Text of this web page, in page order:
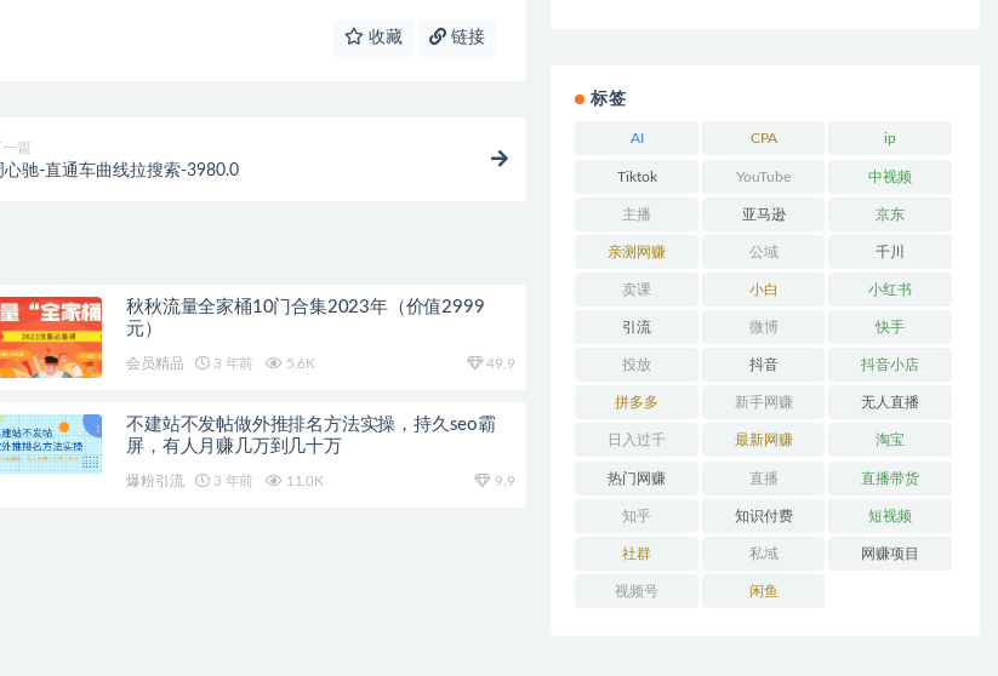
收藏 链接
一篇
心驰-直通车曲线拉搜索-3980.0
秋秋流量全家桶10门合集2023年（价值2999
元）
会员精品 3 年前 5.6K 49.9
不建站不发帖做外推排名方法实操，持久seo霸
屏，有人月赚几万到几十万
爆粉引流 3 年前 11.0K 9.9
标签
AI CPA ip
Tiktok YouTube 中视频
主播 亚马逊 京东
亲测网赚 公域 千川
卖课 小白 小红书
引流 微博 快手
投放 抖音 抖音小店
拼多多 新手网赚 无人直播
日入过千 最新网赚 淘宝
热门网赚 直播 直播带货
知乎 知识付费 短视频
社群 私域 网赚项目
视频号 闲鱼